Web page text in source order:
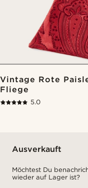
Vintage Rote
Fliege
5.0
Ausverkauft
Möchtest Du
wieder auf Lager ist?